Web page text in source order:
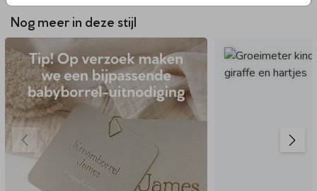
Nog meer in deze stijl